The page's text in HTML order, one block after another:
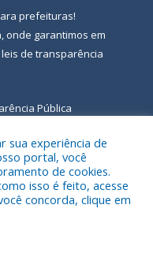
prefeituras!
onde garantimos em
leis de transparência
Pública
Municipal de Igarapé-
sua experiência de
portal, você
de cookies.
isso é feito, acesse
concorda, clique em